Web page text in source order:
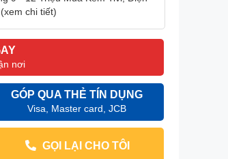
chi tiết)
nơi
GÓP QUA THẺ TÍN DỤNG
Visa, Master card, JCB
GỌI LẠI CHO TÔI